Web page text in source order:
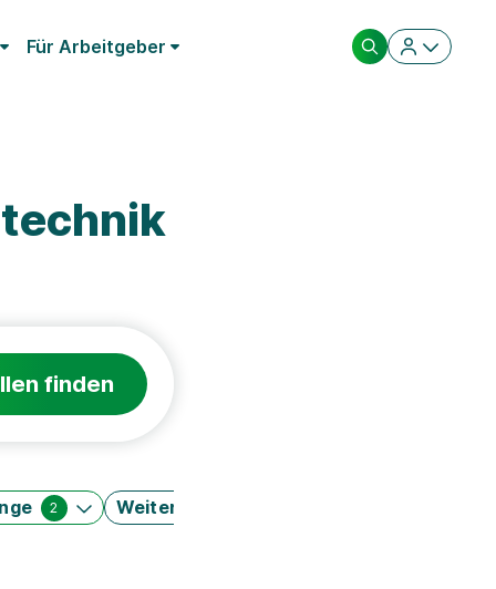
Für Arbeitgeber
finden
2 Weitere Filter